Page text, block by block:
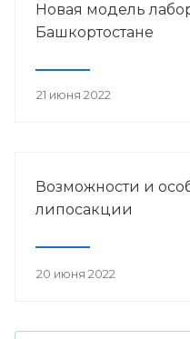
Новая модель
Башкортостане
21 июня 2022
Возможности и
липосакции
20 июня 2022